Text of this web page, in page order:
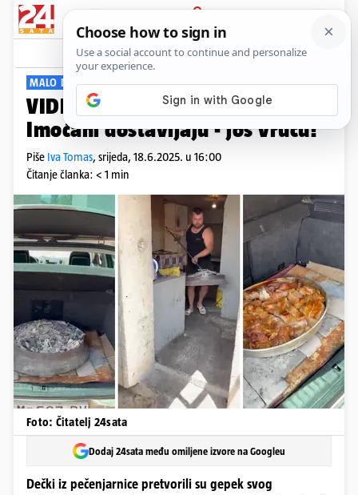
PRIJAVA
Viral Komentari
MALO DIMI, ALI
VIDEO Peka iz gepeka: Ovako je
Imoćani dostavljaju - još vruću!
Piše Iva Tomas, srijeda, 18.6.2025. u 16:00
Čitanje članka: < 1 min
Foto: Čitatelj 24sata
Dodaj 24sata među omiljene izvore na Googleu
Dečki iz pečenjarnice pretvorili su gepek svog